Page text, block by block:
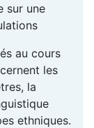
sur une
au cours
les
la
ethniques.